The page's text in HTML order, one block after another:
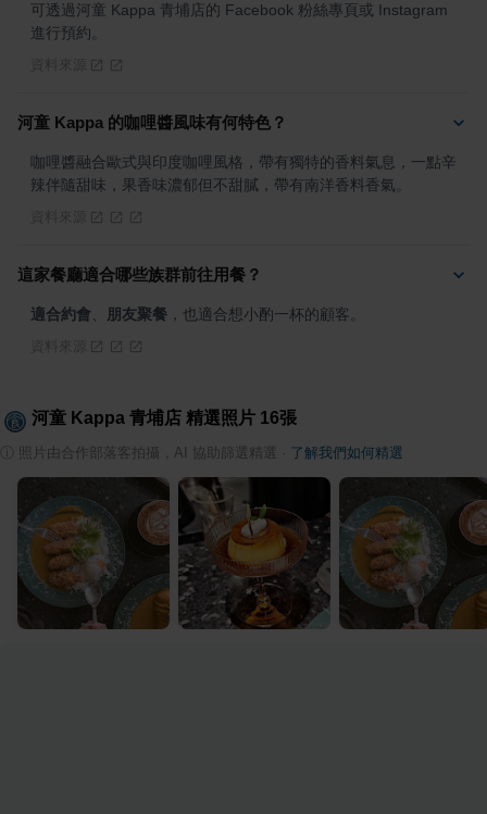
可透過河童 Kappa 青埔店的 Facebook 粉絲專頁或 Instagram
進行預約。
河童 Kappa 的咖哩醬風味有何特色？
咖哩醬融合歐式與印度咖哩風格，帶有獨特的香料氣息，一點辛
辣伴隨甜味，果香味濃郁但不甜膩，帶有南洋香料香氣。
這家餐廳適合哪些族群前往用餐？
適合約會 朋友聚餐 ，也適合想小酌一杯的顧客。
河童 Kappa 青埔店 精選照片 16張
照片由合作部落客拍攝，AI 協助篩選精選 了解我們如何精選